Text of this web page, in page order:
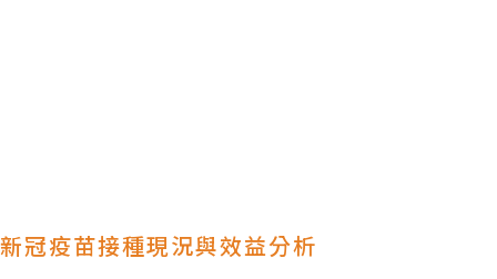
新冠疫苗接種現況與效益分析